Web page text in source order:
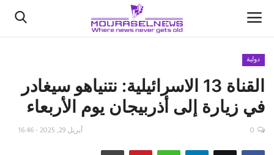
الأخبار
كتّابنا
دولية
القناة 13 الاسرائيلية: نتنياهو سيغادر
في زيارة إلى أذربيجان يوم الأربعاء
أبريل 29, 2025 - 16:46 0